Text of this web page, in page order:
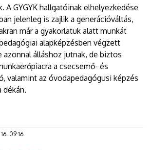
A GYGYK hallgatóinak elhelyezkedése
jelenleg is zajlik a generációváltás,
már a gyakorlatuk alatt munkát
alapképzésben végzett
álláshoz jutnak, de biztos
a csecsemő- és
valamint az óvodapedagógusi képzés
dékán.
09:16